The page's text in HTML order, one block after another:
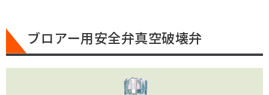
ブロアー用安全弁真空破壊弁